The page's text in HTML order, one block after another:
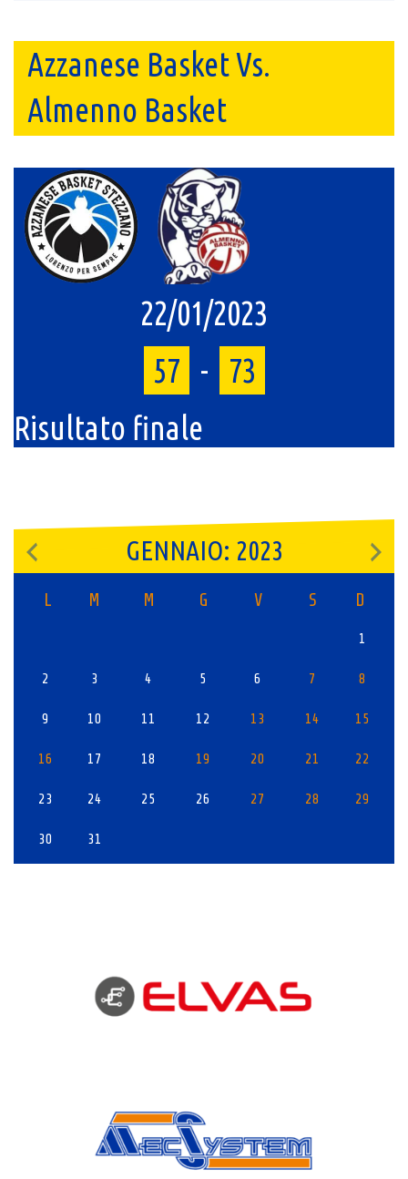
Azzanese Basket Vs.
Almenno Basket
22/01/2023
57 -
73
Risultato finale
GENNAIO: 2023
L M M G V S D
1
2 3 4 5 6 7 8
9 10 11 12 13 14 15
16 17 18 19 20 21 22
23 24 25 26 27 28 29
30 31